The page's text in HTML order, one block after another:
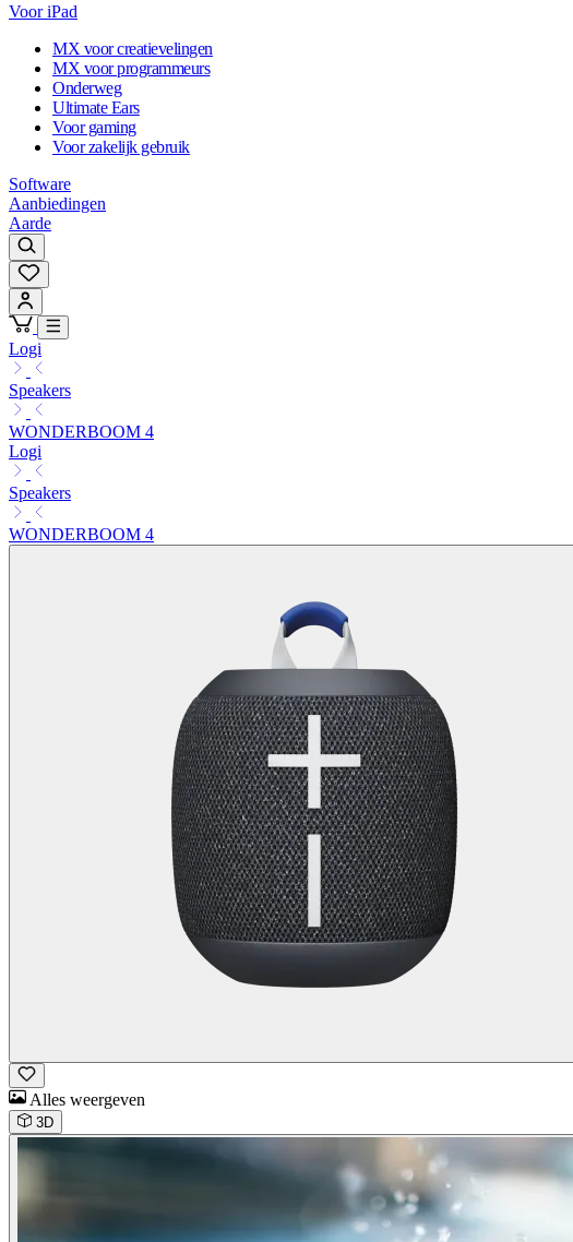
Voor iPad
MX voor creatievelingen
MX voor programmeurs
Onderweg
Ultimate Ears
Voor gaming
Voor zakelijk gebruik
Software
Aanbiedingen
Aarde
Logi
Speakers
WONDERBOOM 4
Logi
Speakers
WONDERBOOM 4
Alles weergeven
3D